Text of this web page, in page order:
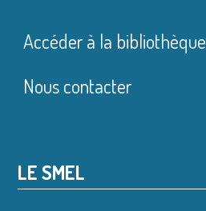
Accéder à la bibliothèque
Nous contacter
LE SMEL